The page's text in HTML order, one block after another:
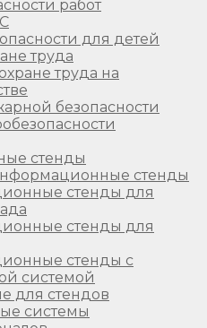
работ
для детей
труда
труда на
безопасности
стенды
стенды
стенды для
стенды для
стенды с
системой
для стендов
системы